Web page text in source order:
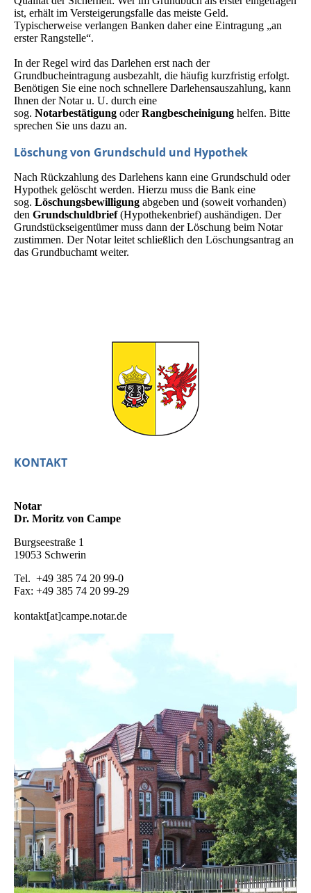
ist, erhält im Versteigerungsfalle das meiste Geld.
Typischerweise verlangen Banken daher eine Eintragung „an
erster Rangstelle“.
In der Regel wird das Darlehen erst nach der
Grundbucheintragung ausbezahlt, die häufig kurzfristig erfolgt.
Benötigen Sie eine noch schnellere Darlehensauszahlung, kann
Ihnen der Notar u. U. durch eine
sog. Notarbestätigung oderRangbescheinigung helfen. Bitte
sprechen Sie uns dazu an.
Löschung von Grundschuld und Hypothek
Nach Rückzahlung des Darlehens kann eine Grundschuld oder
Hypothek gelöscht werden. Hierzu muss die Bank eine
sog. Löschungsbewilligung abgeben und (soweit vorhanden)
den Grundschuldbrief(Hypo­theken­brief) aushändigen. Der
Grundstückseigentümer muss dann der Löschung beim Notar
zustimmen. Der Notar leitet schließlich den Löschungsantrag an
das Grundbuchamt weiter.
KONTAKT
Notar
Dr. Moritz von Campe
Burgseestraße 1
19053 Schwerin
Tel. +49 385 74 20 99-0
Fax: +49 385 74 20 99-29
kontakt[at]campe.notar.de